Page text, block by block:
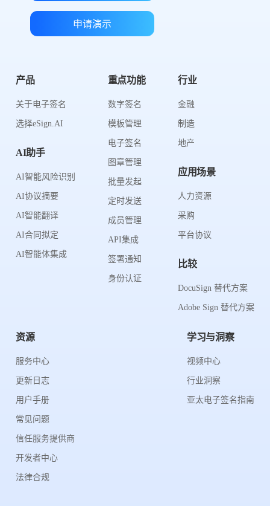
申请演示
产品
关于电子签名
选择eSign.AI
AI助手
AI智能风险识别
AI协议摘要
AI智能翻译
AI合同拟定
AI智能体集成
重点功能
数字签名
模板管理
电子签名
图章管理
批量发起
定时发送
成员管理
API集成
签署通知
身份认证
行业
金融
制造
地产
应用场景
人力资源
采购
平台协议
比较
DocuSign 替代方案
Adobe Sign 替代方案
资源
服务中心
更新日志
用户手册
常见问题
信任服务提供商
开发者中心
法律合规
学习与洞察
视频中心
行业洞察
亚太电子签名指南